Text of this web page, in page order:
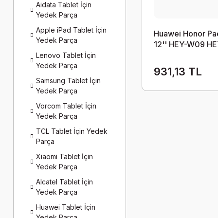
Aidata Tablet İçin
Yedek Parça
Apple iPad Tablet İçin
Yedek Parça
Lenovo Tablet İçin
Yedek Parça
Samsung Tablet İçin
Yedek Parça
Vorcom Tablet İçin
Yedek Parça
TCL Tablet İçin Yedek
Parça
Xiaomi Tablet İçin
Yedek Parça
Alcatel Tablet İçin
Yedek Parça
Huawei Tablet İçin
Huawei Honor
12'' HEY-W09
12 Batarya Pil
931,13 TL